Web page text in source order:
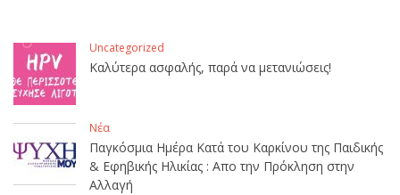
Uncategorized
Καλύτερα ασφαλής, παρά να μετανιώσεις!
Νέα
Παγκόσμια Ημέρα Κατά του Καρκίνου της Παιδικής
& Εφηβικής Ηλικίας : Απο την Πρόκληση στην
Αλλαγή